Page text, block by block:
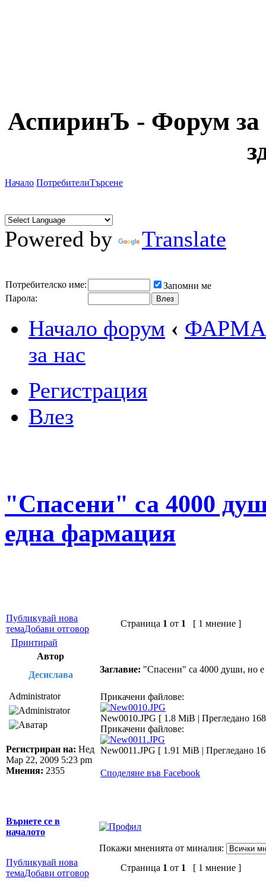
АспиринЪ - Форум за
Начало ПотребителиТърсене
Powered by Translate
Потребителско име:
Запомни ме
Парола:
Начало форум ‹
за нас
Регистрация
Влез
"Спасени" са 4000
една фармация
Публикувай нова
темаДобави отговор
Страница 1 от 1
[ 1 мнение ]
Принтирай
Автор
Десислава
Заглавие: "Спасени" са 4000 души, но
Administrator
Регистриран на: Нед
Мар 22, 2009 5:23 pm
Мнения: 2355
Прикачени файлове:
New0010.JPG [ 1.8 MiB | Прегледано
Прикачени файлове:
New0011.JPG [ 1.91 MiB | Прегледано
Споделяне във Facebook
Върнете се в
началото
Покажи мненията от миналия:
Публикувай нова
темаДобави отговор
Страница 1 от 1 [ 1 мнение ]